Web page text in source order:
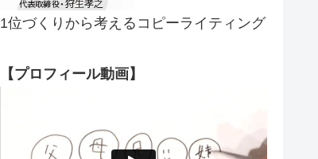
1位づくりから考えるコピーライティング
【プロフィール動画】